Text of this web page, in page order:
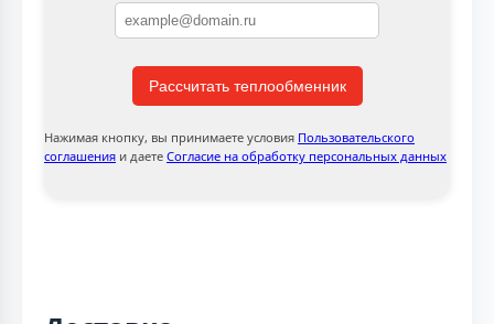
Рассчитать теплообменник
Нажимая кнопку, вы принимаете условия Пользовательского
соглашения и даете Согласие на обработку персональных данных